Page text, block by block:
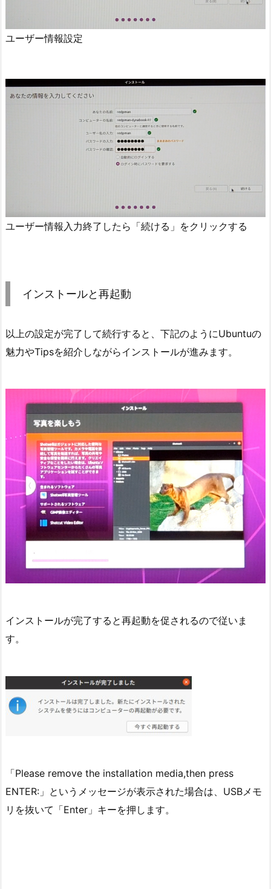
ユーザー情報設定
ユーザー情報入力終了したら「続ける」をクリックする
インストールと再起動
以上の設定が完了して続行すると、下記のようにUbuntuの
魅力やTipsを紹介しながらインストールが進みます。
インストールが完了すると再起動を促されるので従いま
す。
「Please remove the installation media,then press
ENTER:」というメッセージが表示された場合は、USBメモ
リを抜いて「Enter」キーを押します。